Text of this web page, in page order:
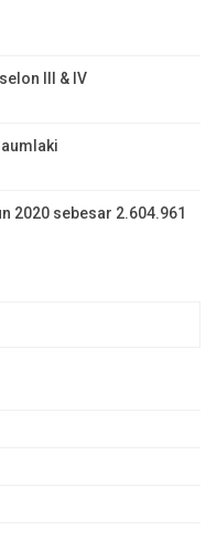
III & IV
2020 sebesar 2.604.961